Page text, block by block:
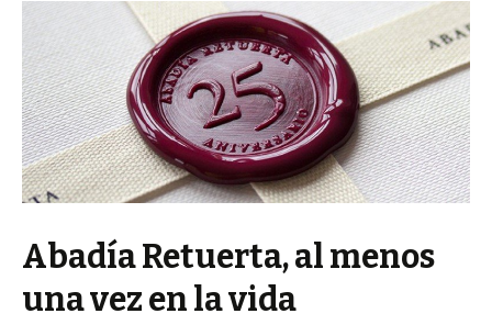
Abadía Retuerta, al menos
una vez en la vida